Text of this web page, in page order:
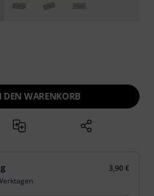
DEN WARENKORB
3,90 €